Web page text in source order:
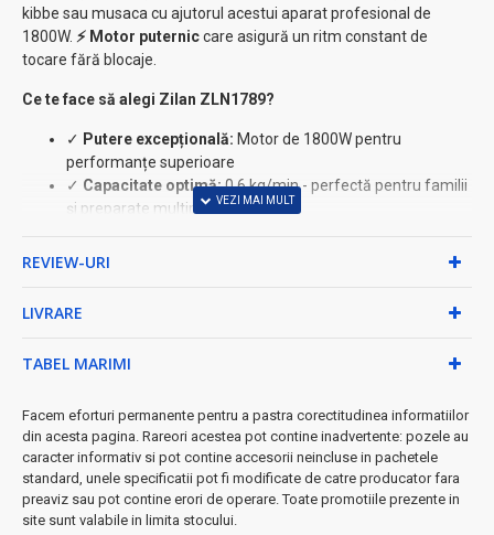
kibbe sau musaca cu ajutorul acestui aparat profesional de
1800W. ⚡ Motor puterniccare asigură un ritm constant de
tocare fără blocaje.
Ce te face să alegi Zilan ZLN1789?
✓ Putere excepțională: Motor de 1800W pentru
performanțe superioare
✓ Capacitate optimă:0.6 kg/min - perfectă pentru familii
și preparate multiple
mediu, gros)
✓
✓Accesoriu cârnați inclus:
Pregătește cârnați proaspeți
★ Calitate premium:
Cuțit și componente din inox pentru
durabilitate maximă
Specificații tehnice:
• Putere: 1800W
REVIEW-URI
LIVRARE
TABEL MARIMI
Facem eforturi permanente pentru a pastra corectitudinea informatiilor
din acesta pagina. Rareori acestea pot contine inadvertente: pozele au
caracter informativ si pot contine accesorii neincluse in pachetele
standard, unele specificatii pot fi modificate de catre producator fara
preaviz sau pot contine erori de operare. Toate promotiile prezente in
site sunt valabile in limita stocului.